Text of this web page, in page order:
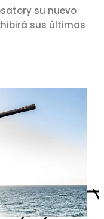
su nuevo
sus últimas